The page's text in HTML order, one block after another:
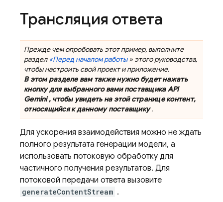
Трансляция ответа
Прежде чем опробовать этот пример, выполните
раздел«Перед началом работы» этого руководства,
чтобы настроить свой проект и приложение.
В этом разделе вам также нужно будет нажать
кнопку для выбранного вами поставщикаAPI
Gemini, чтобы увидеть на этой странице контент,
относящийся к данному поставщику.
Для ускорения взаимодействия можно не ждать
полного результата генерации модели, а
использовать потоковую обработку для
частичного получения результатов. Для
потоковой передачи ответа вызовите
generateContentStream .